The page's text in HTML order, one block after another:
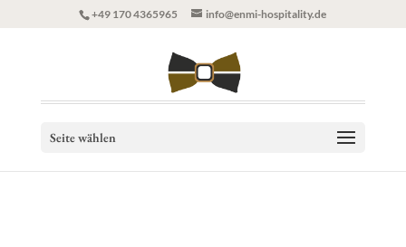
+49 170 4365965 info@enmi-hospitality.de
Seite wählen